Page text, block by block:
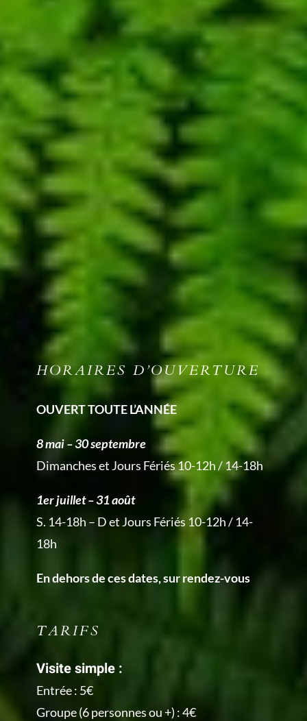
HORAIRES D’OUVERTURE
OUVERT TOUTE L’ANNÉE
8 mai – 30 septembre
Dimanches et Jours Fériés 10-12h / 14-18h
1er juillet – 31 août
S. 14-18h – D et Jours Fériés 10-12h / 14-
18h
En dehors de ces dates, sur rendez-vous
TARIFS
Visite simple :
Entrée : 5€
Groupe (6 personnes ou +) : 4€